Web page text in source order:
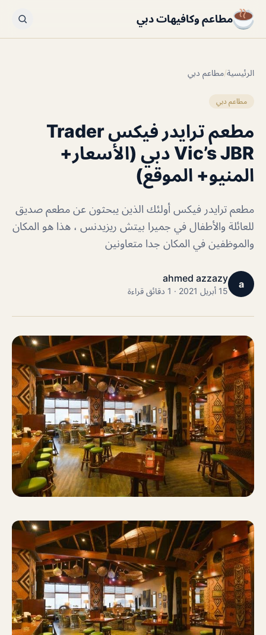
مطاعم وكافيهات دبي
الرئيسية/مطاعم دبي
مطاعم دبي
مطعم ترايدر فيكس Trader
Vic’s JBR دبي (الأسعار+
المنيو+ الموقع)
مطعم ترايدر فيكس أولئك الذين يبحثون عن مطعم صديق
للعائلة والأطفال في جميرا بيتش ريزيدنس ، هذا هو المكان
والموظفين في المكان جدا متعاونين
a
ahmed azzazy
15 أبريل 2021 · 1 دقائق قراءة